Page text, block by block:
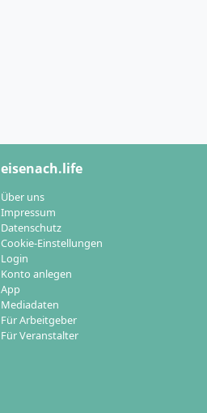
eisenach.life
Über uns
Impressum
Datenschutz
Cookie-Einstellungen
Login
Konto anlegen
App
Mediadaten
Für Arbeitgeber
Für Veranstalter